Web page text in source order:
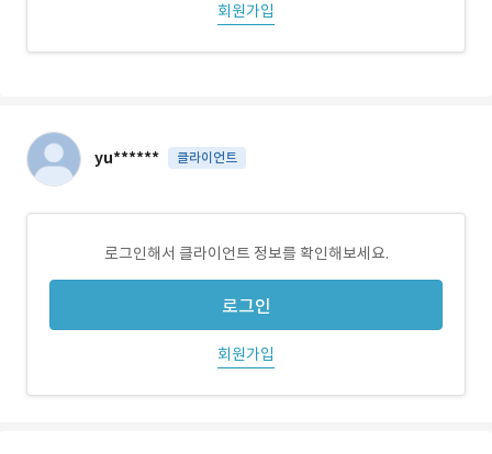
회원가입
yu****** 클라이언트
로그인해서 클라이언트 정보를 확인해보세요.
로그인
회원가입